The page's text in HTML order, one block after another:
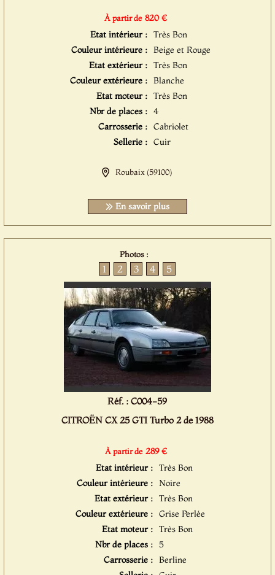
À partir de 820 €
Etat intérieur : Très Bon
Couleur intérieure : Beige et Rouge
Etat extérieur : Très Bon
Couleur extérieure : Blanche
Etat moteur : Très Bon
Nbr de places : 4
Carrosserie : Cabriolet
Sellerie : Cuir
Roubaix (59100)
En savoir plus
Photos :
1 2 3 4 5
Réf. : C004-59
CITROËN CX 25 GTI Turbo 2 de 1988
À partir de 289 €
Etat intérieur : Très Bon
Couleur intérieure : Noire
Etat extérieur : Très Bon
Couleur extérieure : Grise Perlée
Etat moteur : Très Bon
Nbr de places : 5
Carrosserie : Berline